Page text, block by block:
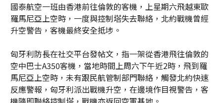
國泰航空一班由香港前往倫敦的客機，上星期六飛越東歐
羅馬尼亞上空時，一度與控制塔失去聯絡，北約戰機曾經
升空警告，客機最終安全抵埗。
匈牙利防長在社交平台發帖文，指一架從香港飛往倫敦的
空中巴士A350客機，當地時間上周六下午近2時，飛到羅
馬尼亞上空時，未有跟民航管制部門聯絡，觸發北約快速
反應警報，匈牙利派出戰機升空，在邊境作目視警告，客